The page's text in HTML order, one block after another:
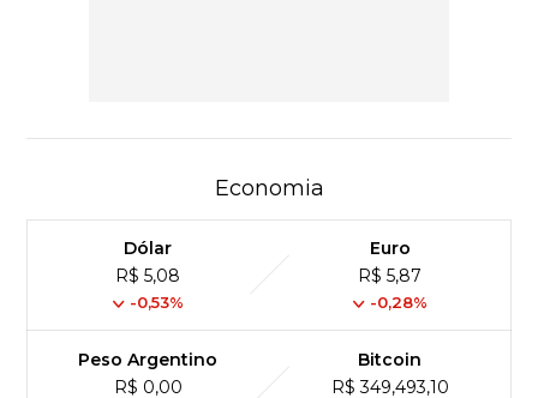
Economia
Dólar
R$ 5,08
-0,53%
Euro
R$ 5,87
-0,28%
Peso Argentino
R$ 0,00
Bitcoin
R$ 349,493,10